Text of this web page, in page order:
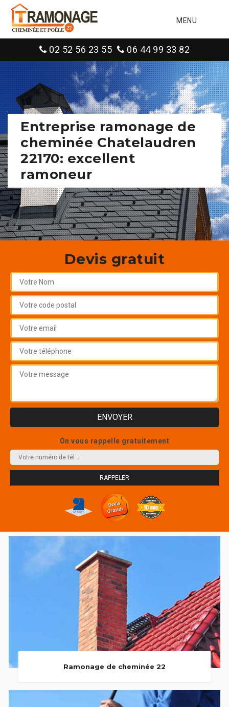
MENU
02 52 56 23 55 06 44 99 33 82
Entreprise ramonage de
cheminée Chatelaudren
22170: excellent
ramoneur
Devis gratuit
On vous rappelle gratuitement
Ramonage de cheminée 22